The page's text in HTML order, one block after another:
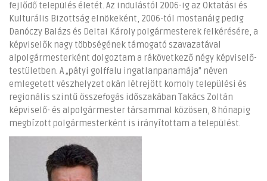
fejlődő település életét. Az indulástól 2006-ig az Oktatási és
Kulturális Bizottság elnökeként, 2006-tól mostanáig pedig
Danóczy Balázs és Deltai Károly polgármesterek felkérésére, a
képviselők nagy többségének támogató szavazatával
alpolgármesterként dolgoztam a rákövetkező négy képviselő-
testületben. A „pátyi golffalu ingatlanpanamája” néven
emlegetett vészhelyzet okán létrejött komoly települési és
regionális szintű összefogás időszakában Takács Zoltán
képviselő- és alpolgármester társammal közösen, 8 hónapig
megbízott polgármesterként is irányítottam a települést.